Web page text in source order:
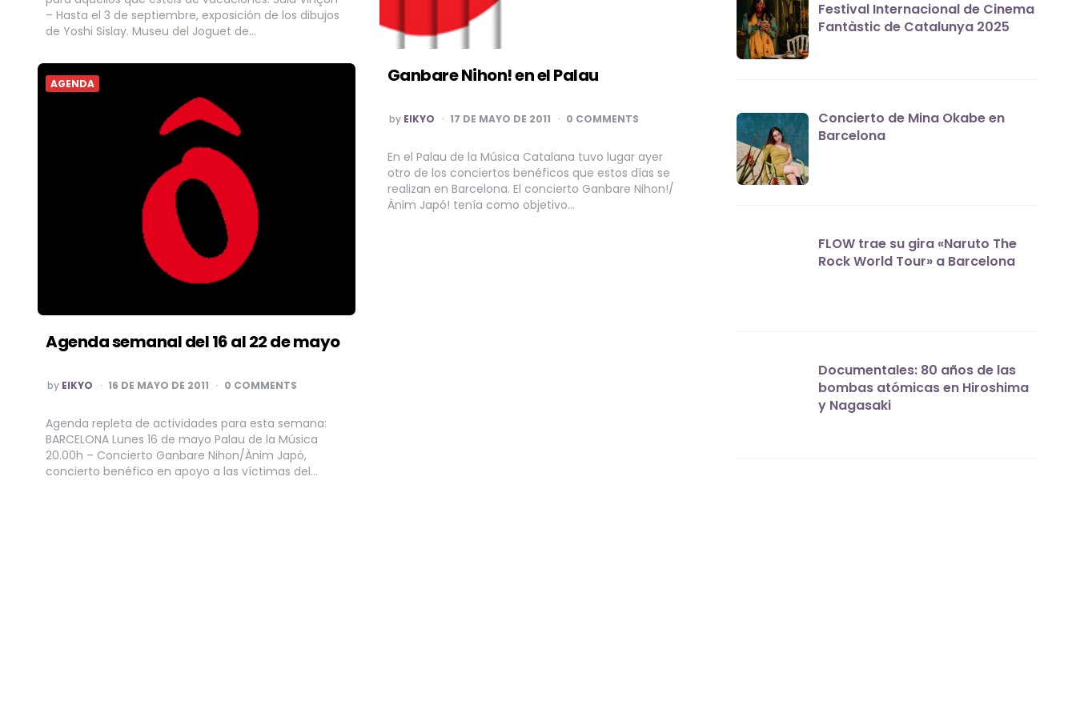
– Hasta el 3 de septiembre, exposición de los dibujos
de Yoshi Sislay. Museu del Joguet de…
Ganbare Nihon! en el Palau
POSTED
BY
by EIKYO 17 DE MAYO DE 2011 0 COMMENTS
En el Palau de la Música Catalana tuvo lugar ayer
otro de los conciertos benéficos que estos días se
realizan en Barcelona. El concierto Ganbare Nihon!/
Ànim Japó! tenía como objetivo…
AGENDA
Agenda semanal del 16 al 22 de mayo
POSTED
BY
by EIKYO 16 DE MAYO DE 2011 0 COMMENTS
Agenda repleta de actividades para esta semana:
BARCELONA Lunes 16 de mayo Palau de la Música
20.00h – Concierto Ganbare Nihon/Ànim Japó,
concierto benéfico en apoyo a las víctimas del…
Festival Internacional de Cinema
Fantàstic de Catalunya 2025
Concierto de Mina Okabe en
Barcelona
FLOW trae su gira «Naruto The
Rock World Tour» a Barcelona
Documentales: 80 años de las
bombas atómicas en Hiroshima
y Nagasaki